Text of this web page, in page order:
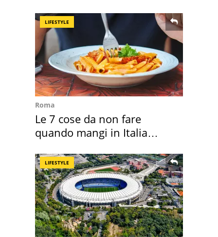
LIFESTYLE
Roma
Le 7 cose da non fare
quando mangi in Italia
LIFESTYLE